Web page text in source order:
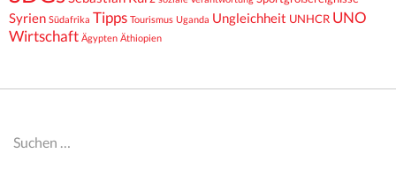
Syrien Südafrika Tipps Tourismus Uganda Ungleichheit UNHCR UNO
Wirtschaft Ägypten Äthiopien
Suchen